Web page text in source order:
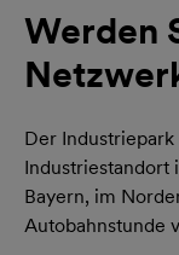
Werden
Der
Industriestandort
Bayern, im
Autobahnstunde